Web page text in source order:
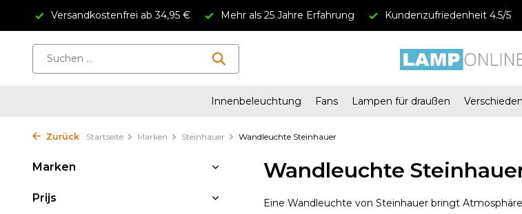
Versandkostenfrei ab 34,95 € Mehr als 25 Jahre Erfahrung Kundenzufriedenheit 4.5/5
Innenbeleuchtung Fans Lampen für draußen
Zurück Startseite Marken Steinhauer Wandleuchte Steinhauer
Marken
Prijs
Wandleuchte
Eine Wandleuchte von Steinhauer bringt